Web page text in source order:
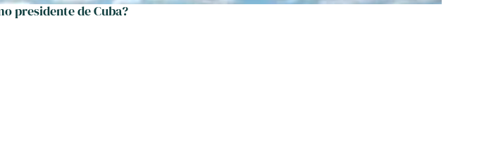
presidente de Cuba?